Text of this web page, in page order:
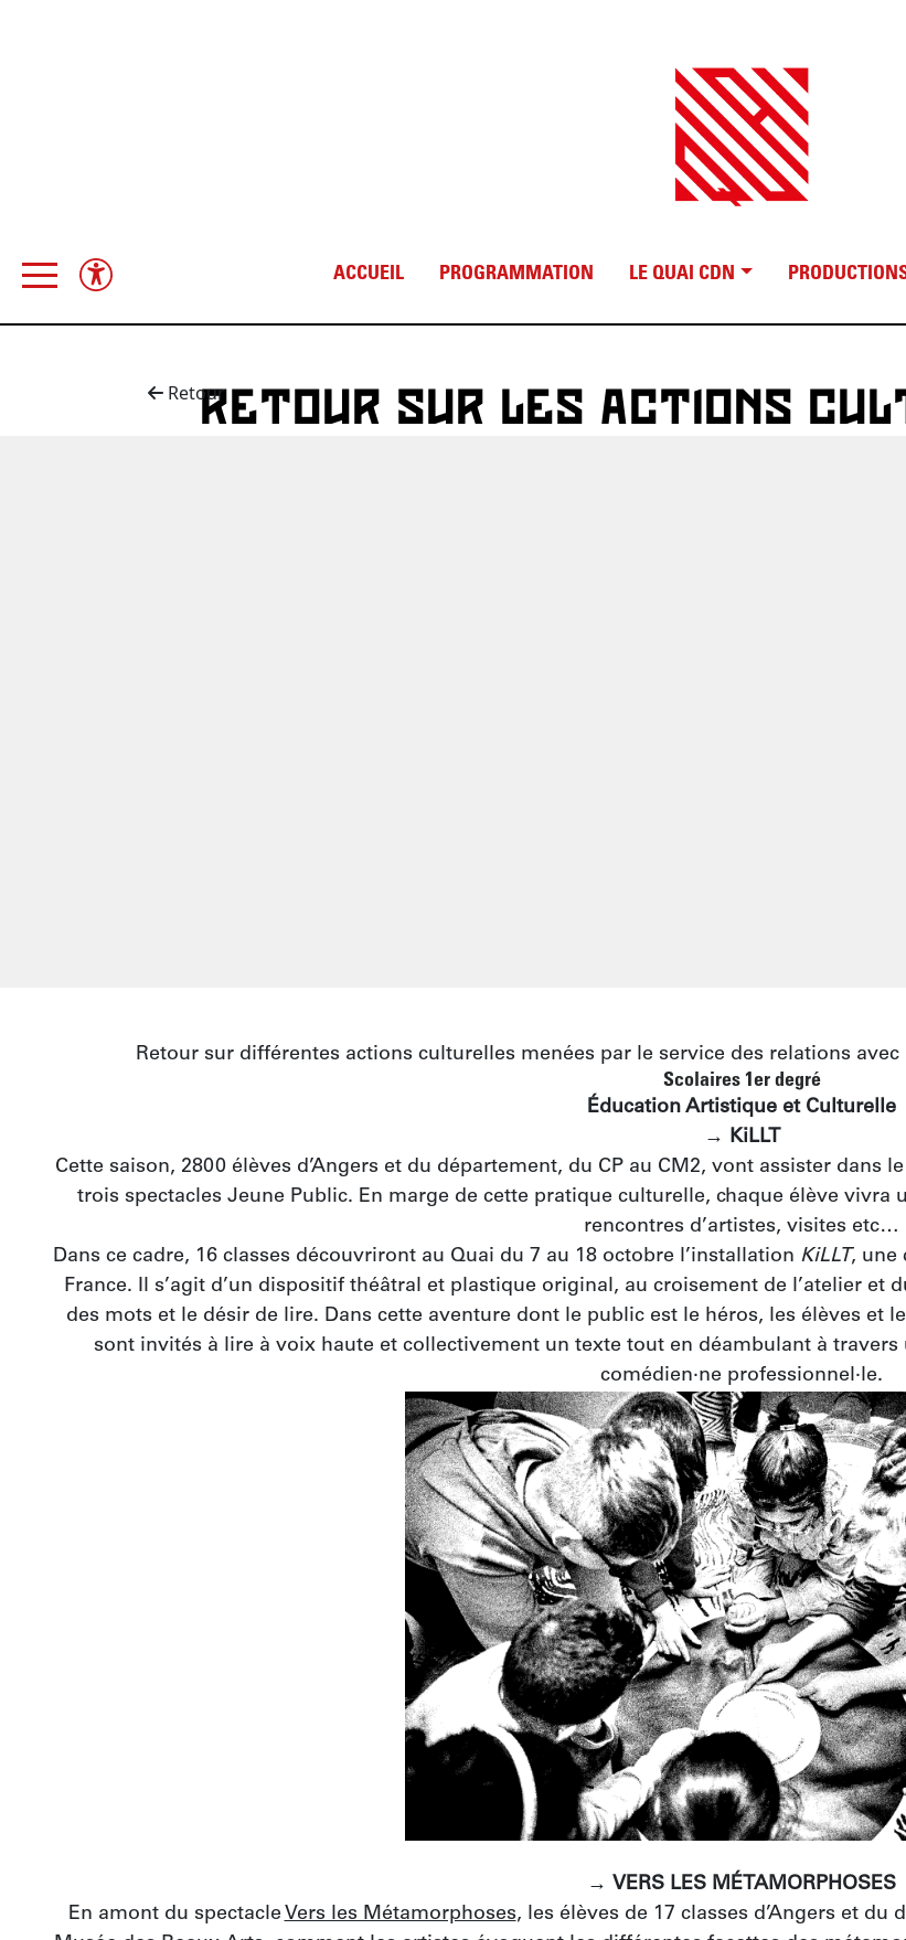
ACCUEIL PROGRAMMATION LE QUAI CDN
RetourRETOUR SUR LES ACTIONS
Retour sur différentes actions culturelles menées par le service des relations
Scolaires 1er degré
Éducation Artistique et Culturelle
→ KiLLT
Cette saison, 2800 élèves d’Angers et du département, du CP au CM2, vont assister
trois spectacles Jeune Public. En marge de cette pratique culturelle, chaque élève vivra
rencontres d’artistes, visites etc…
Dans ce cadre, 16 classes découvriront au Quai du 7 au 18 octobre l’installation KiLLT, une
France. Il s’agit d’un dispositif théâtral et plastique original, au croisement de l’atelier
des mots et le désir de lire. Dans cette aventure dont le public est le héros, les élèves et
sont invités à lire à voix haute et collectivement un texte tout en déambulant à travers
comédien·ne professionnel·le.
→ VERS LES MÉTAMORPHOSES
En amont du spectacle Vers les Métamorphoses, les élèves de 17 classes d’Angers et